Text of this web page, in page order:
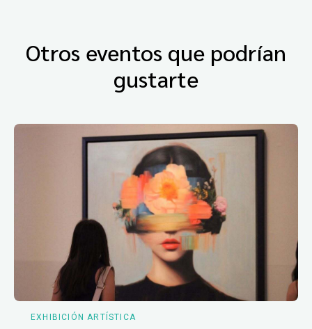
Otros eventos que podrían
gustarte
EXHIBICIÓN ARTÍSTICA